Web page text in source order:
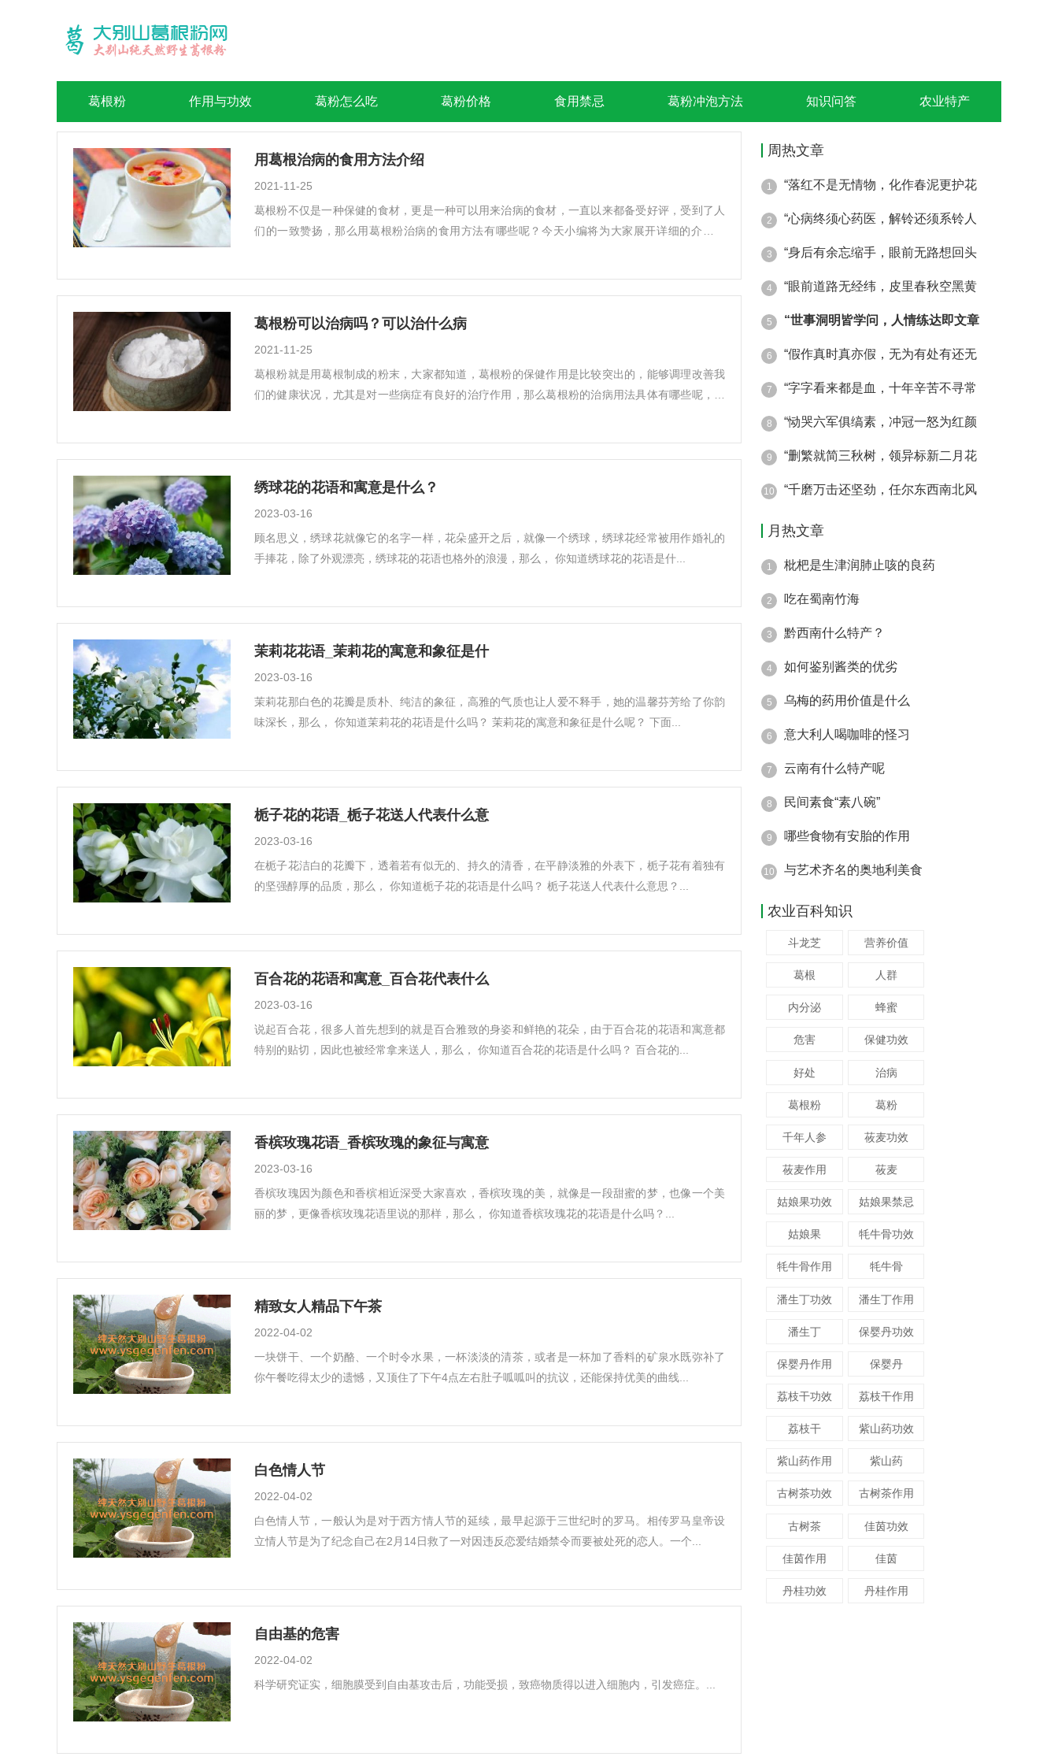
葛根粉 作用与功效 葛粉怎么吃 葛粉价格 食用禁忌 葛粉冲泡方法 知识问答 农业特产
用葛根治病的食用方法介绍
2021-11-25
葛根粉不仅是一种保健的食材，更是一种可以用来治病的食材，一直以来都备受好评，受到了人
们的一致赞扬，那么用葛根粉治病的食用方法有哪些呢？今天小编将为大家展开详细的介绍说
葛根粉可以治病吗？可以治什么病
2021-11-25
葛根粉就是用葛根制成的粉末，大家都知道，葛根粉的保健作用是比较突出的，能够调理改善我
们的健康状况，尤其是对一些病症有良好的治疗作用，那么葛根粉的治病用法具体有哪些呢，下
绣球花的花语和寓意是什么？
2023-03-16
顾名思义，绣球花就像它的名字一样，花朵盛开之后，就像一个绣球，绣球花经常被用作婚礼的
手捧花，除了外观漂亮，绣球花的花语也格外的浪漫，那么， 你知道绣球花的花语是什...
茉莉花花语_茉莉花的寓意和象征是什
2023-03-16
茉莉花那白色的花瓣是质朴、纯洁的象征，高雅的气质也让人爱不释手，她的温馨芬芳给了你韵
味深长，那么， 你知道茉莉花的花语是什么吗？ 茉莉花的寓意和象征是什么呢？ 下面...
栀子花的花语_栀子花送人代表什么意
2023-03-16
在栀子花洁白的花瓣下，透着若有似无的、持久的清香，在平静淡雅的外表下，栀子花有着独有
的坚强醇厚的品质，那么， 你知道栀子花的花语是什么吗？ 栀子花送人代表什么意思？...
百合花的花语和寓意_百合花代表什么
2023-03-16
说起百合花，很多人首先想到的就是百合雅致的身姿和鲜艳的花朵，由于百合花的花语和寓意都
特别的贴切，因此也被经常拿来送人，那么， 你知道百合花的花语是什么吗？ 百合花的...
香槟玫瑰花语_香槟玫瑰的象征与寓意
2023-03-16
香槟玫瑰因为颜色和香槟相近深受大家喜欢，香槟玫瑰的美，就像是一段甜蜜的梦，也像一个美
丽的梦，更像香槟玫瑰花语里说的那样，那么， 你知道香槟玫瑰花的花语是什么吗？...
精致女人精品下午茶
2022-04-02
一块饼干、一个奶酪、一个时令水果，一杯淡淡的清茶，或者是一杯加了香料的矿泉水既弥补了
你午餐吃得太少的遗憾，又顶住了下午4点左右肚子呱呱叫的抗议，还能保持优美的曲线...
白色情人节
2022-04-02
白色情人节，一般认为是对于西方情人节的延续，最早起源于三世纪时的罗马。相传罗马皇帝设
立情人节是为了纪念自己在2月14日救了一对因违反恋爱结婚禁令而要被处死的恋人。一个...
自由基的危害
2022-04-02
科学研究证实，细胞膜受到自由基攻击后，功能受损，致癌物质得以进入细胞内，引发癌症。...
周热文章
1 “落红不是无情物，化作春泥更护花
2 “心病终须心药医，解铃还须系铃人
3 “身后有余忘缩手，眼前无路想回头
4 “眼前道路无经纬，皮里春秋空黑黄
5 “世事洞明皆学问，人情练达即文章
6 “假作真时真亦假，无为有处有还无
7 “字字看来都是血，十年辛苦不寻常
8 “恸哭六军俱缟素，冲冠一怒为红颜
9 “删繁就简三秋树，领异标新二月花
10 “千磨万击还坚劲，任尔东西南北风
月热文章
1 枇杷是生津润肺止咳的良药
2 吃在蜀南竹海
3 黔西南什么特产？
4 如何鉴别酱类的优劣
5 乌梅的药用价值是什么
6 意大利人喝咖啡的怪习
7 云南有什么特产呢
8 民间素食“素八碗”
9 哪些食物有安胎的作用
10 与艺术齐名的奥地利美食
农业百科知识
斗龙芝 营养价值
葛根 人群
内分泌 蜂蜜
危害 保健功效
好处 治病
葛根粉 葛粉
千年人参 莜麦功效
莜麦作用 莜麦
姑娘果功效 姑娘果禁忌
姑娘果 牦牛骨功效
牦牛骨作用 牦牛骨
潘生丁功效 潘生丁作用
潘生丁 保婴丹功效
保婴丹作用 保婴丹
荔枝干功效 荔枝干作用
荔枝干 紫山药功效
紫山药作用 紫山药
古树茶功效 古树茶作用
古树茶 佳茵功效
佳茵作用 佳茵
丹桂功效 丹桂作用